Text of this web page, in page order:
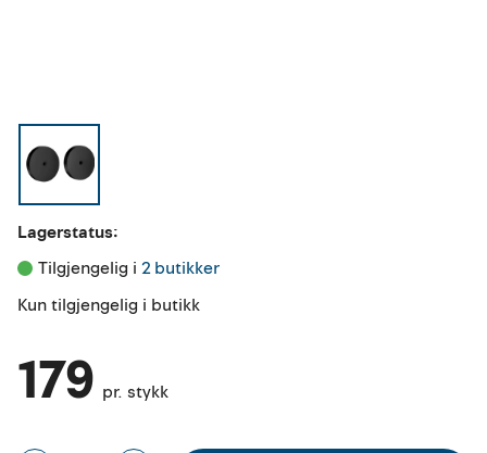
Lagerstatus:
Tilgjengelig i 2 butikker
Kun tilgjengelig i butikk
179 pr. stykk